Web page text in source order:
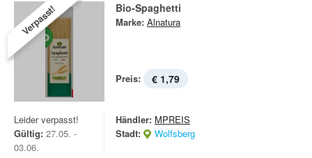
Verpasst! Bio-Spaghetti
Marke: Alnatura
Preis: € 1,79
Leider verpasst!
Gültig: 27.05. -
03.06.
Händler: MPREIS
Stadt:
Wolfsberg